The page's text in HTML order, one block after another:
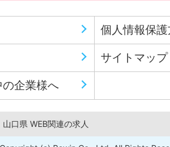
個人情報保
サイトマップ
企業様へ
山口県 WEB関連の求人